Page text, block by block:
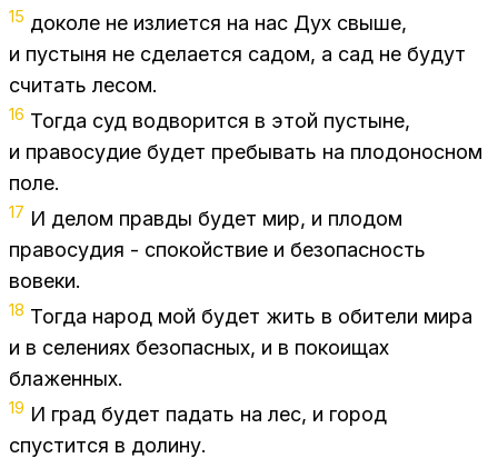
15 до­ко­ле не из­ли­ет­ся на нас Дух свы­ше,
и пу­сты­ня не сде­ла­ет­ся са­дом, а сад не бу­дут
счи­тать ле­сом.
16 То­гда суд во­дво­рит­ся в этой пу­стыне,
и пра­во­су­дие бу­дет пре­бы­вать на пло­до­нос­ном
поле.
17 И де­лом прав­ды бу­дет мир, и пло­дом
пра­во­су­дия - спо­кой­ствие и без­опас­ность
во­ве­ки.
18 То­гда на­род мой бу­дет жить в оби­те­ли мира
и в се­ле­ни­ях без­опас­ных, и в по­ко­и­щах
бла­жен­ных.
19 И град бу­дет па­дать на лес, и го­род
спу­стит­ся в до­ли­ну.